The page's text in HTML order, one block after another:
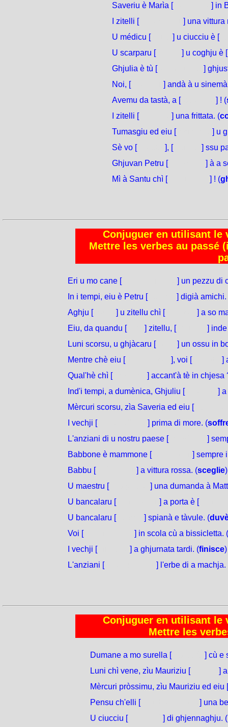
Saveriu è Marìa [
] in
I zitelli [
] una vittura
U médicu [
] u ciucciu è [
U scarparu [
] u coghju è [
Ghjulia è tù [
]
Noi, [
] andà à u
Avemu da tastà, a [
] ! (
I zitelli [
] una frittata. (
Tumasgiu ed eiu [
] u
Sè vo [
], [
] ssu
Ghjuvan Petru [
] à a
Mì à Santu chì [
] ! (
Conjuguer en utilisant le
Mettre les verbes au passé
Eri u mo cane [
] un pezzu di
In i tempi, eiu è Petru [
] digià amichi.
Aghju [
] u zitellu chì [
] a so
Eiu, da quandu [
] zitellu, [
]
Luni scorsu, u ghjàcaru [
] un ossu in
Mentre chè eiu [
], voi [
]
Qual'hè chì [
] accant'à tè in chjesa
Ind'i tempi, a dumènica, Ghjuliu [
]
Mèrcuri scorsu, zìa Saveria ed eiu [
I vechji [
] prima di more. (
L'anziani di u nostru paese [
]
Babbone è mammone [
] sempre
Babbu [
] a vittura rossa. (sceglie)
U maestru [
] una dumanda à
U bancalaru [
] a porta è [
U bancalaru [
] spianà e tàvule. (
Voi [
] in scola cù a bissicletta. (
I vechji [
] a ghjurnata tardi. (finisce)
L'anziani [
] l'erbe di a machja.
Conjuguer en utilisant le
Mettre les
Dumane a mo surella [
] cù e
Luni chì vene, zìu Mauriziu [
]
Mèrcuri pròssimu, zìu Mauriziu ed eiu [
Pensu ch'elli [
] una
U ciucciu [
] di ghjennaghju. (